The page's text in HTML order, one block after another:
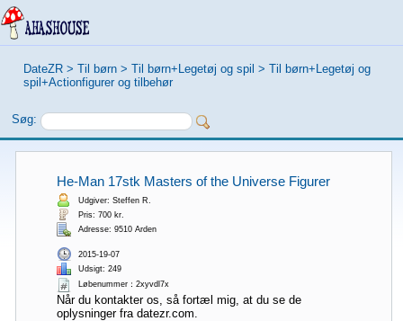
DateZR > Til børn > Til børn+Legetøj og spil > Til børn+Legetøj og
spil+Actionfigurer og tilbehør
Søg:
He-Man 17stk Masters of the Universe Figurer
Udgiver: Steffen R.
Pris: 700 kr.
Adresse: 9510 Arden
2015-19-07
Udsigt: 249
Løbenummer：2xyvdl7x
Når du kontakter os, så fortæl mig, at du se de
oplysninger fra datezr.com.